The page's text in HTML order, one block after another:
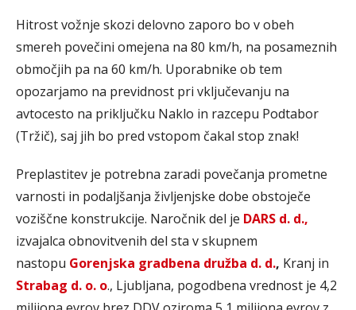
Hitrost vožnje skozi delovno zaporo bo v obeh
smereh povečini omejena na 80 km/h, na posameznih
območjih pa na 60 km/h. Uporabnike ob tem
opozarjamo na previdnost pri vključevanju na
avtocesto na priključku Naklo in razcepu Podtabor
(Tržič), saj jih bo pred vstopom čakal stop znak!
Preplastitev je potrebna zaradi povečanja prometne
varnosti in podaljšanja življenjske dobe obstoječe
voziščne konstrukcije. Naročnik del je DARS d. d.,
izvajalca obnovitvenih del sta v skupnem
nastopu Gorenjska gradbena družba d. d., Kranj in
Strabag d. o. o., Ljubljana, pogodbena vrednost je 4,2